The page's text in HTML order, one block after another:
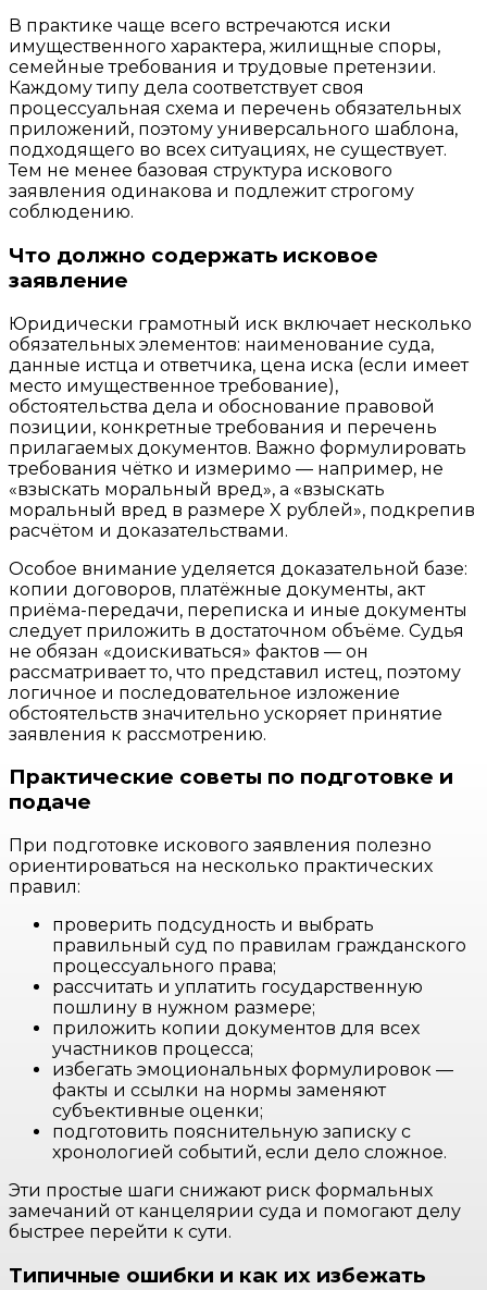
В практике чаще всего встречаются иски
имущественного характера, жилищные споры,
семейные требования и трудовые претензии.
Каждому типу дела соответствует своя
процессуальная схема и перечень обязательных
приложений, поэтому универсального шаблона,
подходящего во всех ситуациях, не существует.
Тем не менее базовая структура искового
заявления одинакова и подлежит строгому
соблюдению.
Что должно содержать исковое
заявление
Юридически грамотный иск включает несколько
обязательных элементов: наименование суда,
данные истца и ответчика, цена иска (если имеет
место имущественное требование),
обстоятельства дела и обоснование правовой
позиции, конкретные требования и перечень
прилагаемых документов. Важно формулировать
требования чётко и измеримо — например, не
«взыскать моральный вред», а «взыскать
моральный вред в размере X рублей», подкрепив
расчётом и доказательствами.
Особое внимание уделяется доказательной базе:
копии договоров, платёжные документы, акт
приёма-передачи, переписка и иные документы
следует приложить в достаточном объёме. Судья
не обязан «доискиваться» фактов — он
рассматривает то, что представил истец, поэтому
логичное и последовательное изложение
обстоятельств значительно ускоряет принятие
заявления к рассмотрению.
Практические советы по подготовке и
подаче
При подготовке искового заявления полезно
ориентироваться на несколько практических
правил:
проверить подсудность и выбрать
правильный суд по правилам гражданского
процессуального права;
рассчитать и уплатить государственную
пошлину в нужном размере;
приложить копии документов для всех
участников процесса;
избегать эмоциональных формулировок —
факты и ссылки на нормы заменяют
субъективные оценки;
подготовить пояснительную записку с
хронологией событий, если дело сложное.
Эти простые шаги снижают риск формальных
замечаний от канцелярии суда и помогают делу
быстрее перейти к сути.
Типичные ошибки и как их избежать